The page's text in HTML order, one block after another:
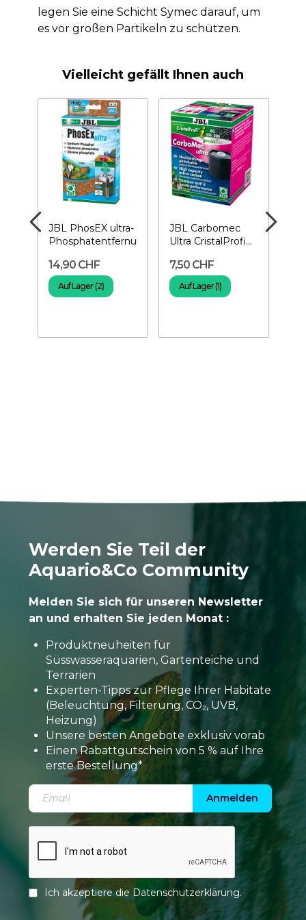
legen Sie eine Schicht Symec darauf, um
es vor großen Partikeln zu schützen.
Vielleicht gefällt Ihnen auch
JBL PhosEX ultra-
Phosphatentfernung
14,90 CHF
Auf Lager (2)
JBL Carbomec
Ultra CristalProfi
7,50 CHF
Auf Lager (1)
Werden Sie Teil der
Aquario&Co Community
Melden Sie sich für unseren Newsletter
an und erhalten Sie jeden Monat :
Produktneuheiten für
Süsswasseraquarien, Gartenteiche und
Terrarien
Experten-Tipps zur Pflege Ihrer Habitate
(Beleuchtung, Filterung, CO₂, UVB,
Heizung)
Unsere besten Angebote exklusiv vorab
Einen Rabattgutschein von 5 % auf Ihre
erste Bestellung*
Anmelden
Ich akzeptiere dieDatenschutzerklärung.